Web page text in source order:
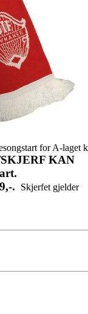
for A-laget
KAN
.
Skjerfet gjelder